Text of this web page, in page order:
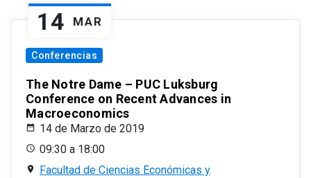
14 MAR
Conferencias
The Notre Dame – PUC Luksburg
Conference on Recent Advances in
Macroeconomics
14 de Marzo de 2019
09:30 a 18:00
Facultad de Ciencias Económicas y